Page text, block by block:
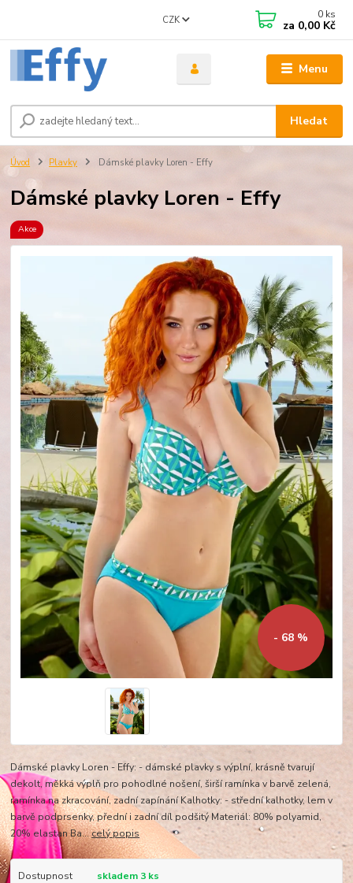
Menu
CZK
Hledat
0 ks
za 0,00 Kč
Úvod Plavky Dámské plavky Loren - Effy
Dámské plavky Loren - Effy
Akce
- 68 %
Dámské plavky Loren - Effy: - dámské plavky s výplní, krásně tvarují
dekolt, měkká výplň pro pohodlné nošení, širší ramínka v barvě zelená,
ramínka na zkracování, zadní zapínání Kalhotky: - střední kalhotky, lem v
barvě podprsenky, přední i zadní díl podšitý Materiál: 80% polyamid,
20% elastan Ba...celý popis
Dostupnost
skladem 3 ks